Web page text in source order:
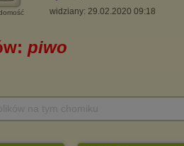
widziany: 29.02.2020 09:18